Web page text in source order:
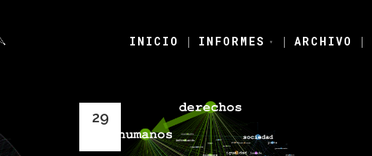
INICIO | INFORMES ▾ | ARCHIVO |
29